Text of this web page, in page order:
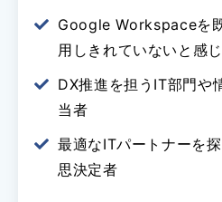
Google Workspaceを
用しきれていないと感
DX推進を担うIT部門や
当者
最適なITパートナーを
思決定者